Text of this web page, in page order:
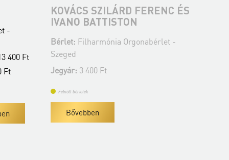
ÉS
PÁLÚR JÁNOS ÉS KELEMEN
BARNABÁS
Bérlet: Filharmónia Orgonabérlet -
Szeged
Jegyár: 3 400 Ft
Felnőtt bérletek
Bővebben